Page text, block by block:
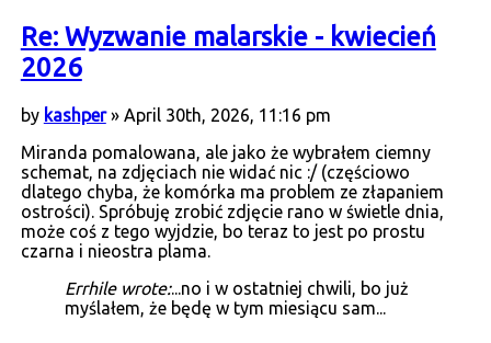
Re: Wyzwanie malarskie - kwiecień
2026
by kashper» April 30th, 2026, 11:16 pm
Miranda pomalowana, ale jako że wybrałem ciemny
schemat, na zdjęciach nie widać nic :/ (częściowo
dlatego chyba, że komórka ma problem ze złapaniem
ostrości). Spróbuję zrobić zdjęcie rano w świetle dnia,
może coś z tego wyjdzie, bo teraz to jest po prostu
czarna i nieostra plama.
Errhile wrote:...no i w ostatniej chwili, bo już
myślałem, że będę w tym miesiącu sam...